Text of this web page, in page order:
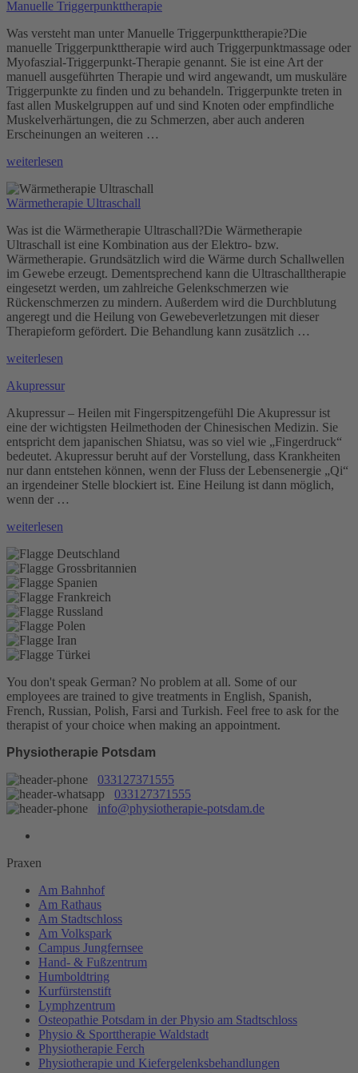
Manuelle Triggerpunkttherapie
Was versteht man unter Manuelle Triggerpunkttherapie?Die
manuelle Triggerpunkttherapie wird auch Triggerpunktmassage oder
Myofaszial-Triggerpunkt-Therapie genannt. Sie ist eine Art der
manuell ausgeführten Therapie und wird angewandt, um muskuläre
Triggerpunkte zu finden und zu behandeln. Triggerpunkte treten in
fast allen Muskelgruppen auf und sind Knoten oder empfindliche
Muskelverhärtungen, die zu Schmerzen, aber auch anderen
Erscheinungen an weiteren …
„Manuelle
weiterlesen
Wärmetherapie Ultraschall
Was ist die Wärmetherapie Ultraschall?Die Wärmetherapie
Ultraschall ist eine Kombination aus der Elektro- bzw.
Wärmetherapie. Grundsätzlich wird die Wärme durch Schallwellen
im Gewebe erzeugt. Dementsprechend kann die Ultraschalltherapie
eingesetzt werden, um zahlreiche Gelenkschmerzen wie
Rückenschmerzen zu mindern. Außerdem wird die Durchblutung
angeregt und die Heilung von Gewebeverletzungen mit dieser
Therapieform gefördert. Die Behandlung kann zusätzlich …
„Wärmetherapie
weiterlesen
Akupressur
Akupressur – Heilen mit Fingerspitzengefühl Die Akupressur ist
eine der wichtigsten Heilmethoden der Chinesischen Medizin. Sie
entspricht dem japanischen Shiatsu, was so viel wie „Fingerdruck“
bedeutet. Akupressur beruht auf der Vorstellung, dass Krankheiten
nur dann entstehen können, wenn der Fluss der Lebensenergie „Qi“
an irgendeiner Stelle blockiert ist. Eine Heilung ist dann möglich,
wenn der …
„Akupressur“
weiterlesen
You don't speak German? No problem at all. Some of our
employees are trained to give treatments in English, Spanish,
French, Russian, Polish, Farsi and Turkish. Feel free to ask for the
therapist of your choice when making an appointment.
Physiotherapie Potsdam
033127371555
033127371555
info@physiotherapie-potsdam.de
Praxen
Am Bahnhof
Am Rathaus
Am Stadtschloss
Am Volkspark
Campus Jungfernsee
Hand- & Fußzentrum
Humboldtring
Kurfürstenstift
Lymphzentrum
Osteopathie Potsdam in der Physio am Stadtschloss
Physio & Sporttherapie Waldstadt
Physiotherapie Ferch
Physiotherapie und Kiefergelenksbehandlungen